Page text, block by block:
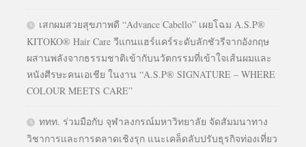
เสกผมสวยสุขภาพดี “Advance Cabello” เผยโฉม A.S.P®
KITOKO® Hair Care วีแกนแฮร์แคร์ระดับลักชัวรีจากอังกฤษ
ผสานพลังจากธรรมชาติเข้ากับนวัตกรรมที่เข้าใจเส้นผมและ
หนังศีรษะคนเอเชีย ในงาน “A.S.P® SIGNATURE – WHERE
COLOUR MEETS CARE”
ททท. ร่วมมือกับ จุฬาลงกรณ์มหาวิทยาลัย จัดสัมมนาทาง
วิชาการและการตลาดเชิงรุก แนะเคล็ดลับปรับธุรกิจท่องเที่ยว